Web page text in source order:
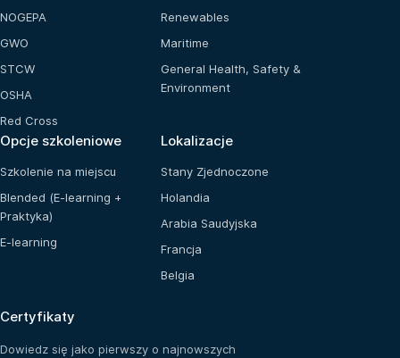
NOGEPA
GWO
STCW
OSHA
Red Cross
Renewables
Maritime
General Health, Safety &
Environment
Opcje szkoleniowe
Szkolenie na miejscu
Blended (E-learning +
Praktyka)
E-learning
Lokalizacje
Stany Zjednoczone
Holandia
Arabia Saudyjska
Francja
Belgia
Certyfikaty
Dowiedz się jako pierwszy o najnowszych